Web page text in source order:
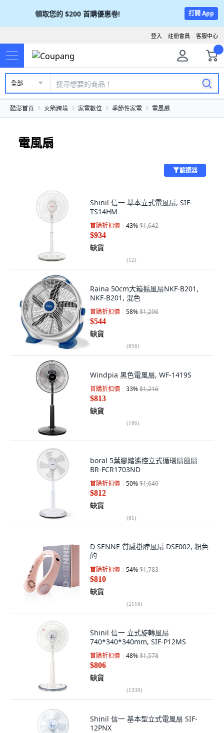
領取您的 $200 首購優惠卷! 打開 App
客服中心
註冊會員
登入
全部
酷澎首頁 火箭跨境 家電數位 季節性家電 電風扇
電風扇
篩選器
Shinil 信一 基本立式電風扇, SIF-
TS14HM
首購折扣價 43%$1,642
$934
缺貨
(12)
Raina 50cm大箱搧風扇NKF-B201,
NKF-B201, 混色
首購折扣價 58%$1,296
$544
缺貨
(856)
Windpia 黑色電風扇, WF-1419S
首購折扣價 33%$1,216
$813
缺貨
(186)
boral 5葉腳踏遙控立式循環扇風扇
BR-FCR1703ND
首購折扣價 50%$1,640
$812
缺貨
(81)
D SENNE 質感掛脖風扇 DSF002, 粉色
的
首購折扣價 54%$1,783
$810
缺貨
(2116)
Shinil 信一 立式旋轉風扇
740*340*340mm, SIF-P12MS
首購折扣價 48%$1,578
$806
缺貨
(1330)
Shinil 信一 基本型立式電風扇 SIF-
12PNX